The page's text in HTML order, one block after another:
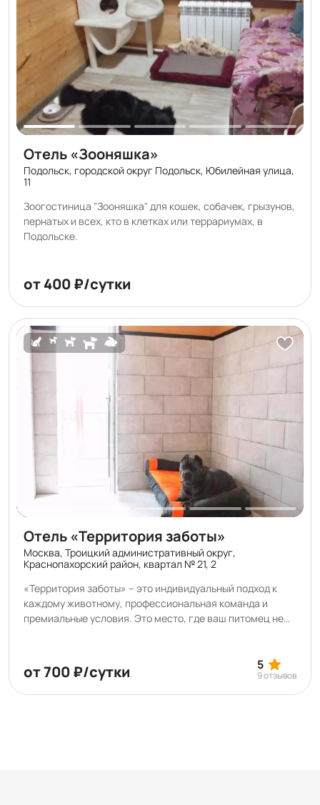
Отель «Зооняшка»
Подольск, городской округ Подольск, Юбилейная улица,
11
Зоогостиница "Зооняшка" для кошек, собачек, грызунов,
пернатых и всех, кто в клетках или террариумах, в
Подольске.
от 400 ₽/сутки
Отель «Территория заботы»
Москва, Троицкий административный округ,
Краснопахорский район, квартал № 21, 2
«Территория заботы» – это индивидуальный подход к
каждому животному, профессиональная команда и
премиальные условия. Это место, где ваш питомец не
или насладиться SPA-процедурами. В нашем отеле вы
можете подготовить питомца к выставке, а также
арендовать помещения для проведения мастер-
от 700 ₽/сутки 5
9 отзывов